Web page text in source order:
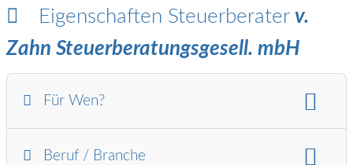
Eigenschaften Steuerberater v.
Zahn Steuerberatungsgesell. mbH
Für Wen?
Freiberufler
Selbstständige
Beruf / Branche